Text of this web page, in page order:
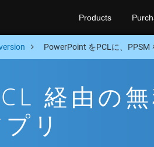
Products
PowerPoint をPCLに、PPSM
経由の
リ